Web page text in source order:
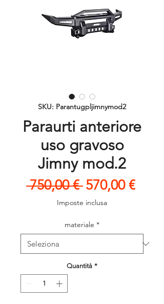
SKU: Parantugpljimnymod2
Paraurti anteriore
uso gravoso
Jimny mod.2
750,00 € Prezzo
regolare
570,00 €
Imposte inclusa
materiale *
Quantità *